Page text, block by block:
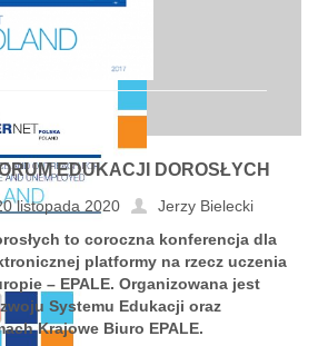
EDUKACJI DOROSŁYCH
listopada 2020
Jerzy Bielecki
to coroczna konferencja dla
platformy na rzecz uczenia
– EPALE. Organizowana jest
Systemu Edukacji oraz
Krajowe Biuro EPALE.